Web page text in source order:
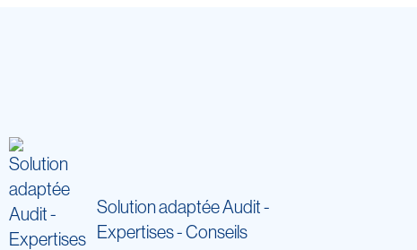
Solution adaptée Audit -
Expertises - Conseils